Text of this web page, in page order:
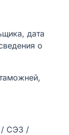
дата
о
/ СЭЗ /